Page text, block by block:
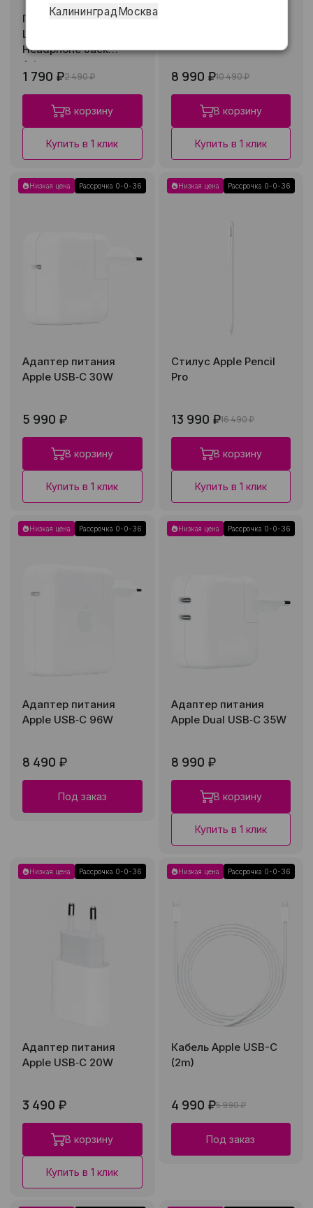
Переходник Apple
Lightning to 3.5 mm
Headphone Jack
Adapter
1 790 ₽2 490 ₽
В корзину
Купить в 1 клик
8 990 ₽10 490 ₽
В корзину
Купить в 1 клик
Низкая цена Рассрочка 0-0-36
Адаптер питания
Apple USB‑C 30W
5 990 ₽
В корзину
Купить в 1 клик
Низкая цена Рассрочка 0-0-36
Стилус Apple Pencil
Pro
13 990 ₽16 490 ₽
В корзину
Купить в 1 клик
Низкая цена Рассрочка 0-0-36
Адаптер питания
Apple USB‑C 96W
8 490 ₽
Под заказ
Низкая цена Рассрочка 0-0-36
Адаптер питания
Apple Dual USB‑C 35W
8 990 ₽
В корзину
Купить в 1 клик
Низкая цена Рассрочка 0-0-36
Адаптер питания
Apple USB‑C 20W
3 490 ₽
В корзину
Купить в 1 клик
Низкая цена Рассрочка 0-0-36
Кабель Apple USB-C
(2m)
4 990 ₽5 990 ₽
Под заказ
КалининградМосква